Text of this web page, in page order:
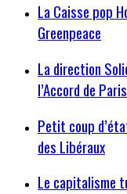
La Caisse pop
Greenpeace
La direction
l’Accord de Paris
Petit coup
des Libéraux
Le capitalisme